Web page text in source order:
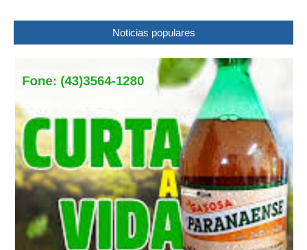
Noticias populares